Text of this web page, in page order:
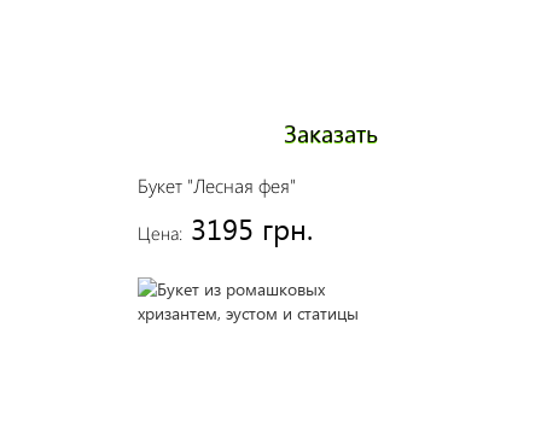
Букет "Лесная фея"
Цена: 3195 грн.
Заказать